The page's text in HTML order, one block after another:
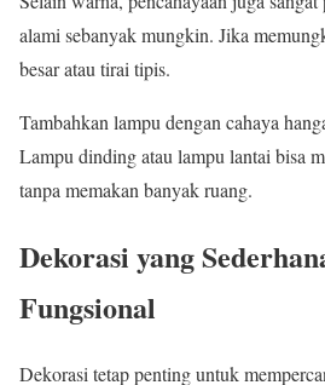
alami sebanyak mungkin. Jika
besar atau tirai tipis.
Tambahkan lampu dengan cahaya
Lampu dinding atau lampu lantai bisa
tanpa memakan banyak ruang.
Dekorasi yang
Fungsional
Dekorasi tetap penting untuk